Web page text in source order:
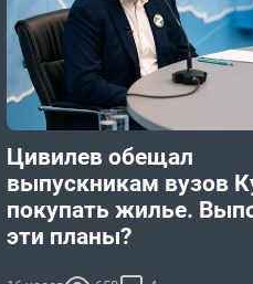
Цивилев обещал
выпускникам вузов
покупать жилье.
эти планы?